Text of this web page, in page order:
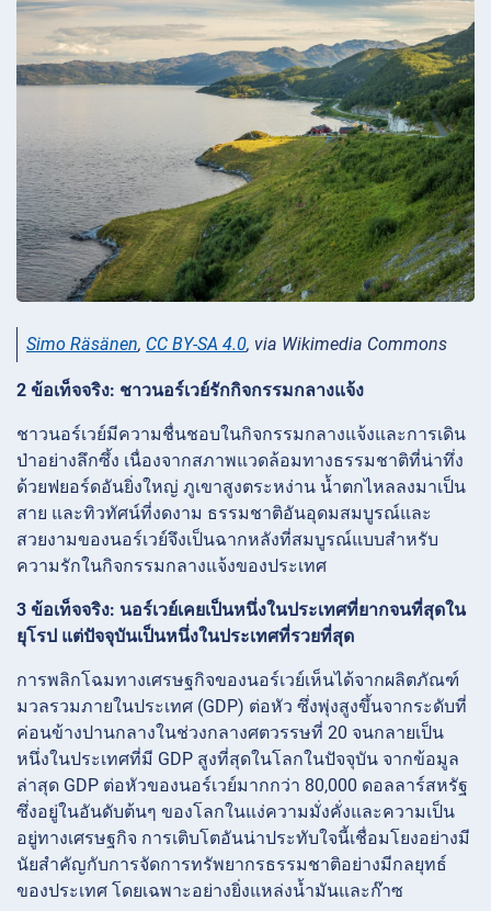
Simo Räsänen, CC BY-SA 4.0, via Wikimedia Commons
2 ข้อเท็จจริง: ชาวนอร์เวย์รักกิจกรรมกลางแจ้ง
ชาวนอร์เวย์มีความชื่นชอบในกิจกรรมกลางแจ้งและการเดิน
ป่าอย่างลึกซึ้ง เนื่องจากสภาพแวดล้อมทางธรรมชาติที่น่าทึ่ง
ด้วยฟยอร์ดอันยิ่งใหญ่ ภูเขาสูงตระหง่าน น้ำตกไหลลงมาเป็น
สาย และทิวทัศน์ที่งดงาม ธรรมชาติอันอุดมสมบูรณ์และ
สวยงามของนอร์เวย์จึงเป็นฉากหลังที่สมบูรณ์แบบสำหรับ
ความรักในกิจกรรมกลางแจ้งของประเทศ
3 ข้อเท็จจริง: นอร์เวย์เคยเป็นหนึ่งในประเทศที่ยากจนที่สุดใน
ยุโรป แต่ปัจจุบันเป็นหนึ่งในประเทศที่รวยที่สุด
การพลิกโฉมทางเศรษฐกิจของนอร์เวย์เห็นได้จากผลิตภัณฑ์
มวลรวมภายในประเทศ (GDP) ต่อหัว ซึ่งพุ่งสูงขึ้นจากระดับที่
ค่อนข้างปานกลางในช่วงกลางศตวรรษที่ 20 จนกลายเป็น
หนึ่งในประเทศที่มี GDP สูงที่สุดในโลกในปัจจุบัน จากข้อมูล
ล่าสุด GDP ต่อหัวของนอร์เวย์มากกว่า 80,000 ดอลลาร์สหรัฐ
ซึ่งอยู่ในอันดับต้นๆ ของโลกในแง่ความมั่งคั่งและความเป็น
อยู่ทางเศรษฐกิจ การเติบโตอันน่าประทับใจนี้เชื่อมโยงอย่างมี
นัยสำคัญกับการจัดการทรัพยากรธรรมชาติอย่างมีกลยุทธ์
ของประเทศ โดยเฉพาะอย่างยิ่งแหล่งน้ำมันและก๊าซ